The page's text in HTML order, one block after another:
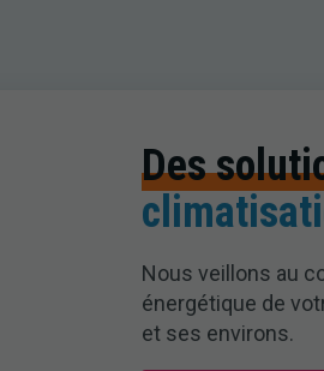
Des
Nous veillons au
énergétique de
et ses environs.